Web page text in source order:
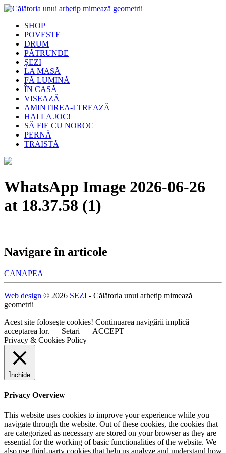
SHOP
POVESTE
DRUM
PĂTRUNDE
ȘEZI
LA MASĂ
FĂ LUMINĂ
ÎN CASĂ
VISEAZĂ
AMINTIREA-I TREAZĂ
HAI LA JOC!
SĂ FIE CU NOROC
PERNĂ
TRAISTĂ
WhatsApp Image 2026-06-26
at 18.37.58 (1)
Navigare în articole
CANAPEA
Web design © 2026 SEZI - Călătoria unui arhetip mimează
geometrii
Acest site foloseşte cookies! Continuarea navigării implică
acceptarea lor.
Setari
ACCEPT
Privacy & Cookies Policy
Închide
Privacy Overview
This website uses cookies to improve your experience while you
navigate through the website. Out of these cookies, the cookies that
are categorized as necessary are stored on your browser as they are
essential for the working of basic functionalities of the website. We